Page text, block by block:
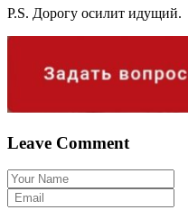
P.S. Дорогу осилит идущий.
Leave Comment